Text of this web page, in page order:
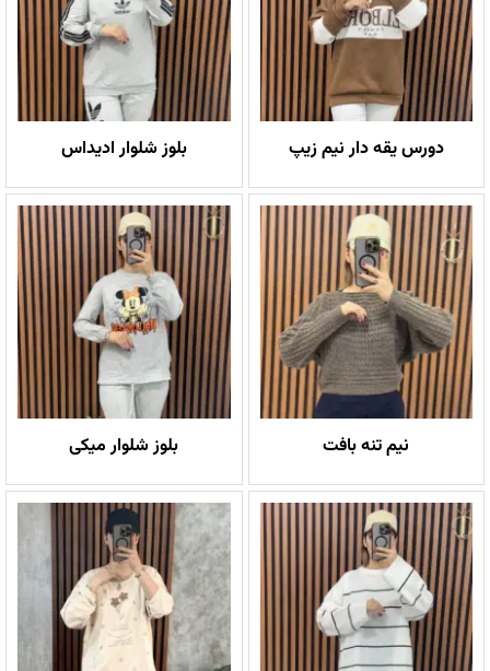
دورس یقه دار نیم زیپ بلوز شلوار ادیداس
نیم تنه بافت بلوز شلوار میکی